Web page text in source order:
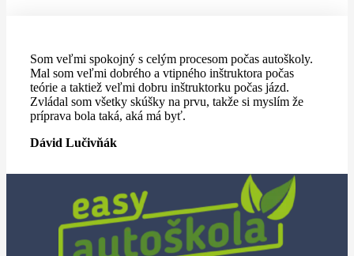
Som veľmi spokojný s celým procesom počas autoškoly.
Mal som veľmi dobrého a vtipného inštruktora počas
teórie a taktiež veľmi dobru inštruktorku počas jázd.
Zvládal som všetky skúšky na prvu, takže si myslím že
príprava bola taká, aká má byť.
Dávid Lučivňák